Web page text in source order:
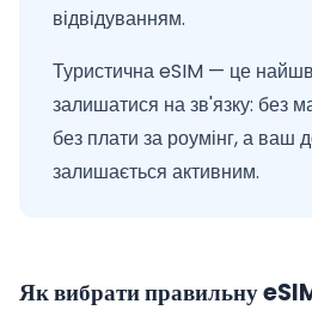
відвідуванням.
Туристична eSIM — це
залишатися на зв'язку: без
без плати за роумінг, а ваш
залишається активним.
Як вибрати правильну